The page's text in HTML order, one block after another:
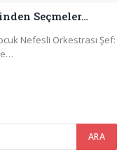
Seçmeler…
Nefesli Orkestrası Şef: